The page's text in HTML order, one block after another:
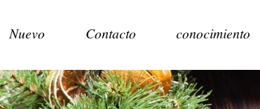
Nuevo Contacto conocimiento